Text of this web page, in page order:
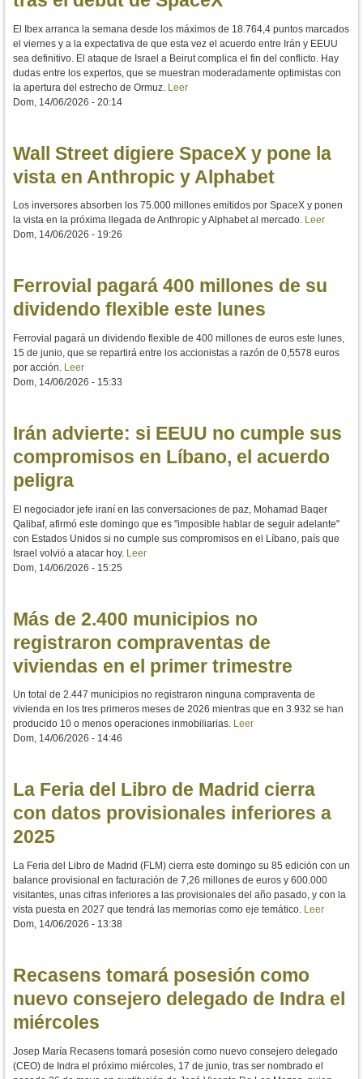
El Ibex arranca la semana desde los máximos de 18.764,4 puntos marcados
el viernes y a la expectativa de que esta vez el acuerdo entre Irán y EEUU
sea definitivo. El ataque de Israel a Beirut complica el fin del conflicto. Hay
dudas entre los expertos, que se muestran moderadamente optimistas con
la apertura del estrecho de Ormuz. Leer
Dom, 14/06/2026 - 20:14
Wall Street digiere SpaceX y pone la
vista en Anthropic y Alphabet
Los inversores absorben los 75.000 millones emitidos por SpaceX y ponen
la vista en la próxima llegada de Anthropic y Alphabet al mercado. Leer
Dom, 14/06/2026 - 19:26
Ferrovial pagará 400 millones de su
dividendo flexible este lunes
Ferrovial pagará un dividendo flexible de 400 millones de euros este lunes,
15 de junio, que se repartirá entre los accionistas a razón de 0,5578 euros
por acción. Leer
Dom, 14/06/2026 - 15:33
Irán advierte: si EEUU no cumple sus
compromisos en Líbano, el acuerdo
peligra
El negociador jefe iraní en las conversaciones de paz, Mohamad Baqer
Qalibaf, afirmó este domingo que es "imposible hablar de seguir adelante"
con Estados Unidos si no cumple sus compromisos en el Líbano, país que
Israel volvió a atacar hoy. Leer
Dom, 14/06/2026 - 15:25
Más de 2.400 municipios no
registraron compraventas de
viviendas en el primer trimestre
Un total de 2.447 municipios no registraron ninguna compraventa de
vivienda en los tres primeros meses de 2026 mientras que en 3.932 se han
producido 10 o menos operaciones inmobiliarias. Leer
Dom, 14/06/2026 - 14:46
La Feria del Libro de Madrid cierra
con datos provisionales inferiores a
2025
La Feria del Libro de Madrid (FLM) cierra este domingo su 85 edición con un
balance provisional en facturación de 7,26 millones de euros y 600.000
visitantes, unas cifras inferiores a las provisionales del año pasado, y con la
vista puesta en 2027 que tendrá las memorias como eje temático. Leer
Dom, 14/06/2026 - 13:38
Recasens tomará posesión como
nuevo consejero delegado de Indra el
miércoles
Josep María Recasens tomará posesión como nuevo consejero delegado
(CEO) de Indra el próximo miércoles, 17 de junio, tras ser nombrado el